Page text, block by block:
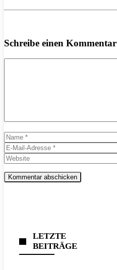
Schreibe einen Kommentar
Name
LETZTE
BEITRÄGE